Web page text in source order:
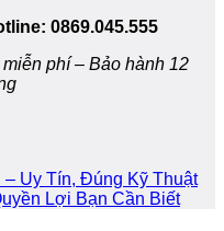
0869.045.555
phí – Bảo hành 12
Uy Tín, Đúng Kỹ Thuật
Lợi Bạn Cần Biết